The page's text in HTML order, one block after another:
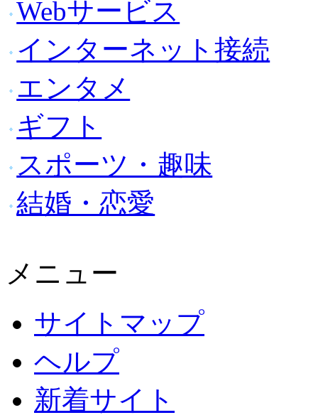
Webサービス
インターネット接続
エンタメ
ギフト
スポーツ・趣味
結婚・恋愛
メニュー
サイトマップ
ヘルプ
新着サイト